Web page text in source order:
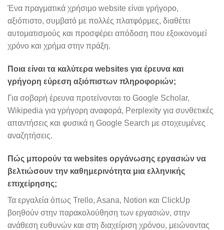
Ένα πραγματικά χρήσιμο website είναι γρήγορο,
αξιόπιστο, συμβατό με πολλές πλατφόρμες, διαθέτει
αυτοματισμούς και προσφέρει απόδοση που εξοικονομεί
χρόνο και χρήμα στην πράξη.
Ποια είναι τα καλύτερα websites για έρευνα και
γρήγορη εύρεση αξιόπιστων πληροφοριών;
Για σοβαρή έρευνα προτείνονται το Google Scholar,
Wikipedia για γρήγορη αναφορά, Perplexity για συνθετικές
απαντήσεις και φυσικά η Google Search με στοχευμένες
αναζητήσεις.
Πώς μπορούν τα websites οργάνωσης εργασιών να
βελτιώσουν την καθημερινότητα μια ελληνικής
επιχείρησης;
Τα εργαλεία όπως Trello, Asana, Notion και ClickUp
βοηθούν στην παρακολούθηση των εργασιών, στην
ανάθεση ευθυνών και στη διαχείριση χρόνου, μειώνοντας